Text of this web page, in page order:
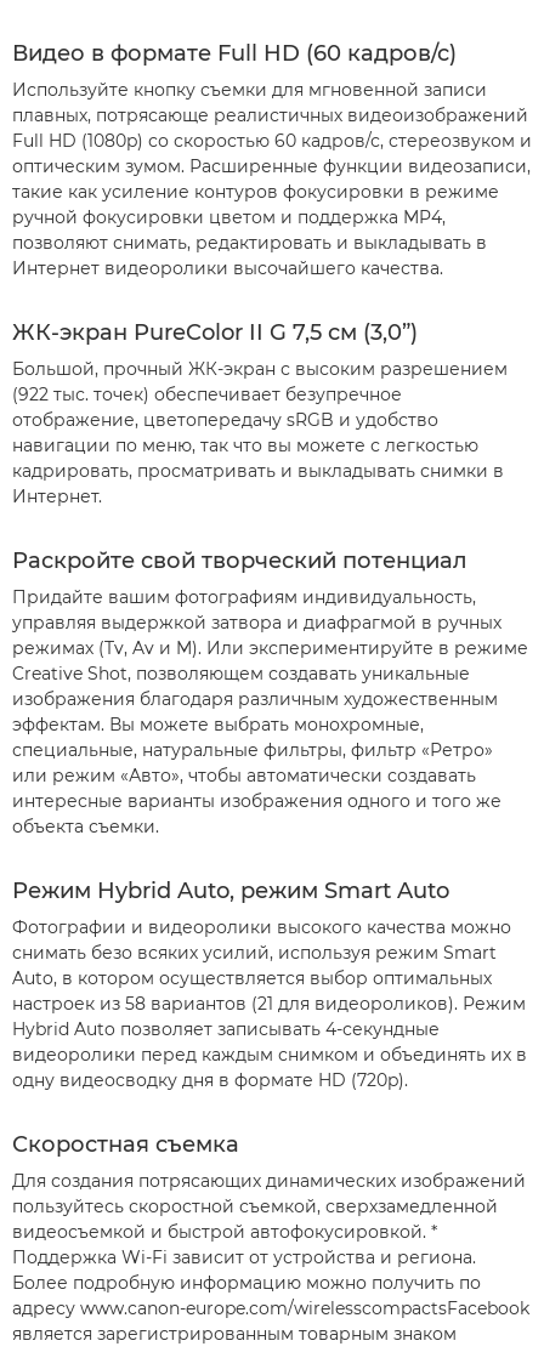
Видео в формате Full HD (60 кадров/с)
Используйте кнопку съемки для мгновенной записи
плавных, потрясающе реалистичных видеоизображений
Full HD (1080p) со скоростью 60 кадров/с, стереозвуком и
оптическим зумом. Расширенные функции видеозаписи,
такие как усиление контуров фокусировки в режиме
ручной фокусировки цветом и поддержка MP4,
позволяют снимать, редактировать и выкладывать в
Интернет видеоролики высочайшего качества.
ЖК-экран PureColor II G 7,5 см (3,0”)
Большой, прочный ЖК-экран с высоким разрешением
(922 тыс. точек) обеспечивает безупречное
отображение, цветопередачу sRGB и удобство
навигации по меню, так что вы можете с легкостью
кадрировать, просматривать и выкладывать снимки в
Интернет.
Раскройте свой творческий потенциал
Придайте вашим фотографиям индивидуальность,
управляя выдержкой затвора и диафрагмой в ручных
режимах (Tv, Av и M). Или экспериментируйте в режиме
Creative Shot, позволяющем создавать уникальные
изображения благодаря различным художественным
эффектам. Вы можете выбрать монохромные,
специальные, натуральные фильтры, фильтр «Ретро»
или режим «Авто», чтобы автоматически создавать
интересные варианты изображения одного и того же
объекта съемки.
Режим Hybrid Auto, режим Smart Auto
Фотографии и видеоролики высокого качества можно
снимать безо всяких усилий, используя режим Smart
Auto, в котором осуществляется выбор оптимальных
настроек из 58 вариантов (21 для видеороликов). Режим
Hybrid Auto позволяет записывать 4-секундные
видеоролики перед каждым снимком и объединять их в
одну видеосводку дня в формате HD (720p).
Скоростная съемка
Для создания потрясающих динамических изображений
пользуйтесь скоростной съемкой, сверхзамедленной
видеосъемкой и быстрой автофокусировкой. *
Поддержка Wi-Fi зависит от устройства и региона.
Более подробную информацию можно получить по
адресу www.canon-europe.com/wirelesscompactsFacebook
является зарегистрированным товарным знаком